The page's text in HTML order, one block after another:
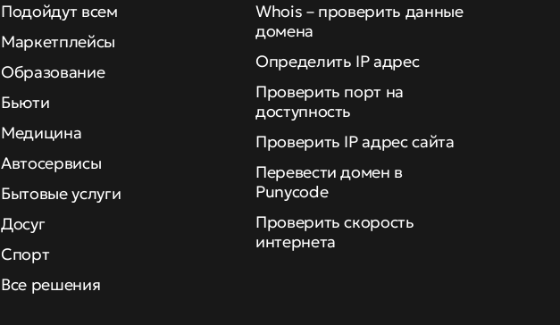
Подойдут всем
Маркетплейсы
Образование
Бьюти
Медицина
Автосервисы
Бытовые услуги
Досуг
Спорт
Все решения
Whois – проверить данные
домена
Определить IP адрес
Проверить порт на
доступность
Проверить IP адрес сайта
Перевести домен в
Punycode
Проверить скорость
интернета